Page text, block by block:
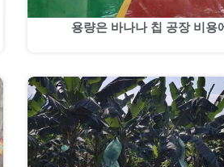
용량은 바나나 칩 공장 비용